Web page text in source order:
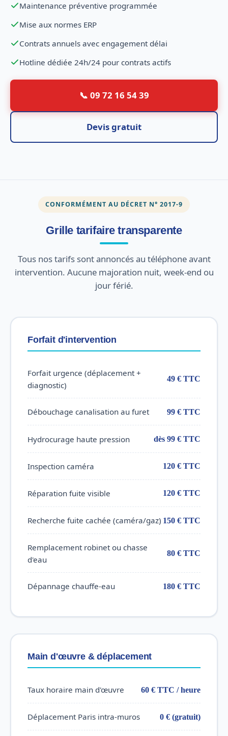
Maintenance préventive programmée
Mise aux normes ERP
Contrats annuels avec engagement délai
Hotline dédiée 24h/24 pour contrats actifs
📞 09 72 16 54 39
Devis gratuit
CONFORMÉMENT AU DÉCRET N° 2017-9
Grille tarifaire transparente
Tous nos tarifs sont annoncés au téléphone avant
intervention. Aucune majoration nuit, week-end ou
jour férié.
Forfait d'intervention
Forfait urgence (déplacement +
diagnostic)
49 € TTC
Débouchage canalisation au furet 99 € TTC
Hydrocurage haute pression dès 99 € TTC
Inspection caméra 120 € TTC
Réparation fuite visible 120 € TTC
Recherche fuite cachée (caméra/gaz) 150 € TTC
Remplacement robinet ou chasse
d'eau
80 € TTC
Dépannage chauffe-eau 180 € TTC
Main d'œuvre & déplacement
Taux horaire main d'œuvre 60 € TTC / heure
Déplacement Paris intra-muros 0 € (gratuit)